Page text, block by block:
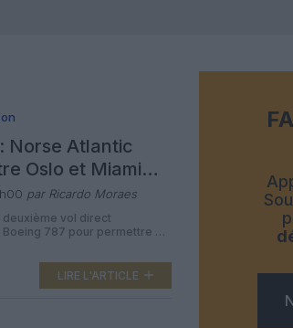
Norse Atlantic
Oslo et Miami
pleins de
par Ricardo Moraes
vol direct
787 pour permettre à
contre l’Angleterre, après
premier vol spécial. Cette
de la low‑cost long‑courrier,
LIRE L'ARTICLE